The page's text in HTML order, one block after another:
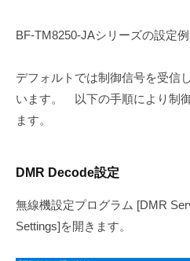
BF-TM8250-JAシリーズの設定例
デフォルトでは制御信号を受信
います。 以下の手順により制
ます。
DMR Decode設定
無線機設定プログラム [DMR
Settings]を開きます。